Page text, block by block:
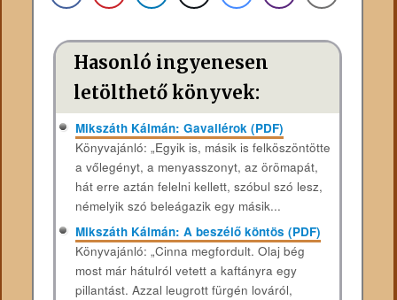
Hasonló ingyenesen
letölthető könyvek:
Mikszáth Kálmán: Gavallérok (PDF)
Könyvajánló: „Egyik is, másik is felköszöntötte
a vőlegényt, a menyasszonyt, az örömapát,
hát erre aztán felelni kellett, szóbul szó lesz,
némelyik szó beleágazik egy másik...
Mikszáth Kálmán: A beszélő köntös (PDF)
Könyvajánló: „Cinna megfordult. Olaj bég
most már hátulról vetett a kaftányra egy
pillantást. Azzal leugrott fürgén lováról,